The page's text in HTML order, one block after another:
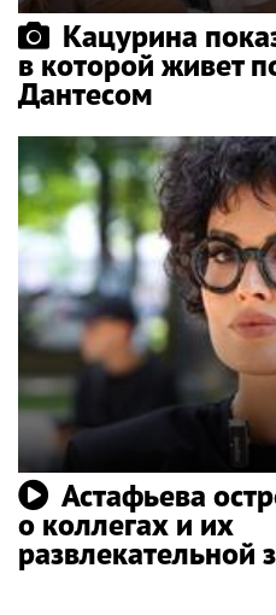
Кацурина
в которой живет
Дантесом
Астафьева
о коллегах и их
развлекательной